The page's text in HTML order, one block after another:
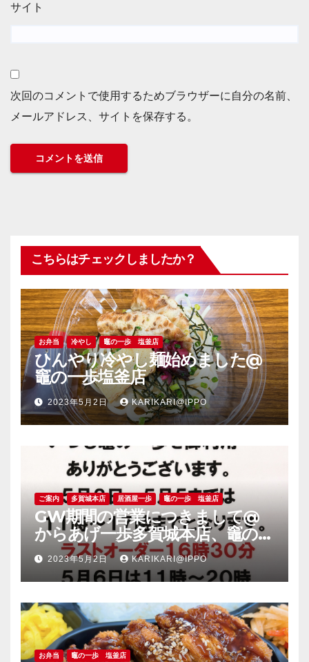
サイト
次回のコメントで使用するためブラウザーに自分の名前、
メールアドレス、サイトを保存する。
こちらはチェックしましたか？
お弁当 冷やし 竈の一歩 塩釜店
ひんやり冷やし麺始めました@
竈の一歩塩釜店
2023年5月2日 KARIKARI@IPPO
ご案内 多賀城本店 居酒屋一歩 竈の一歩 塩釜店
GW期間の営業につきまして@
からあげ一歩多賀城本店、竈の一
歩塩釜店
2023年5月2日 KARIKARI@IPPO
お弁当 竈の一歩 塩釜店